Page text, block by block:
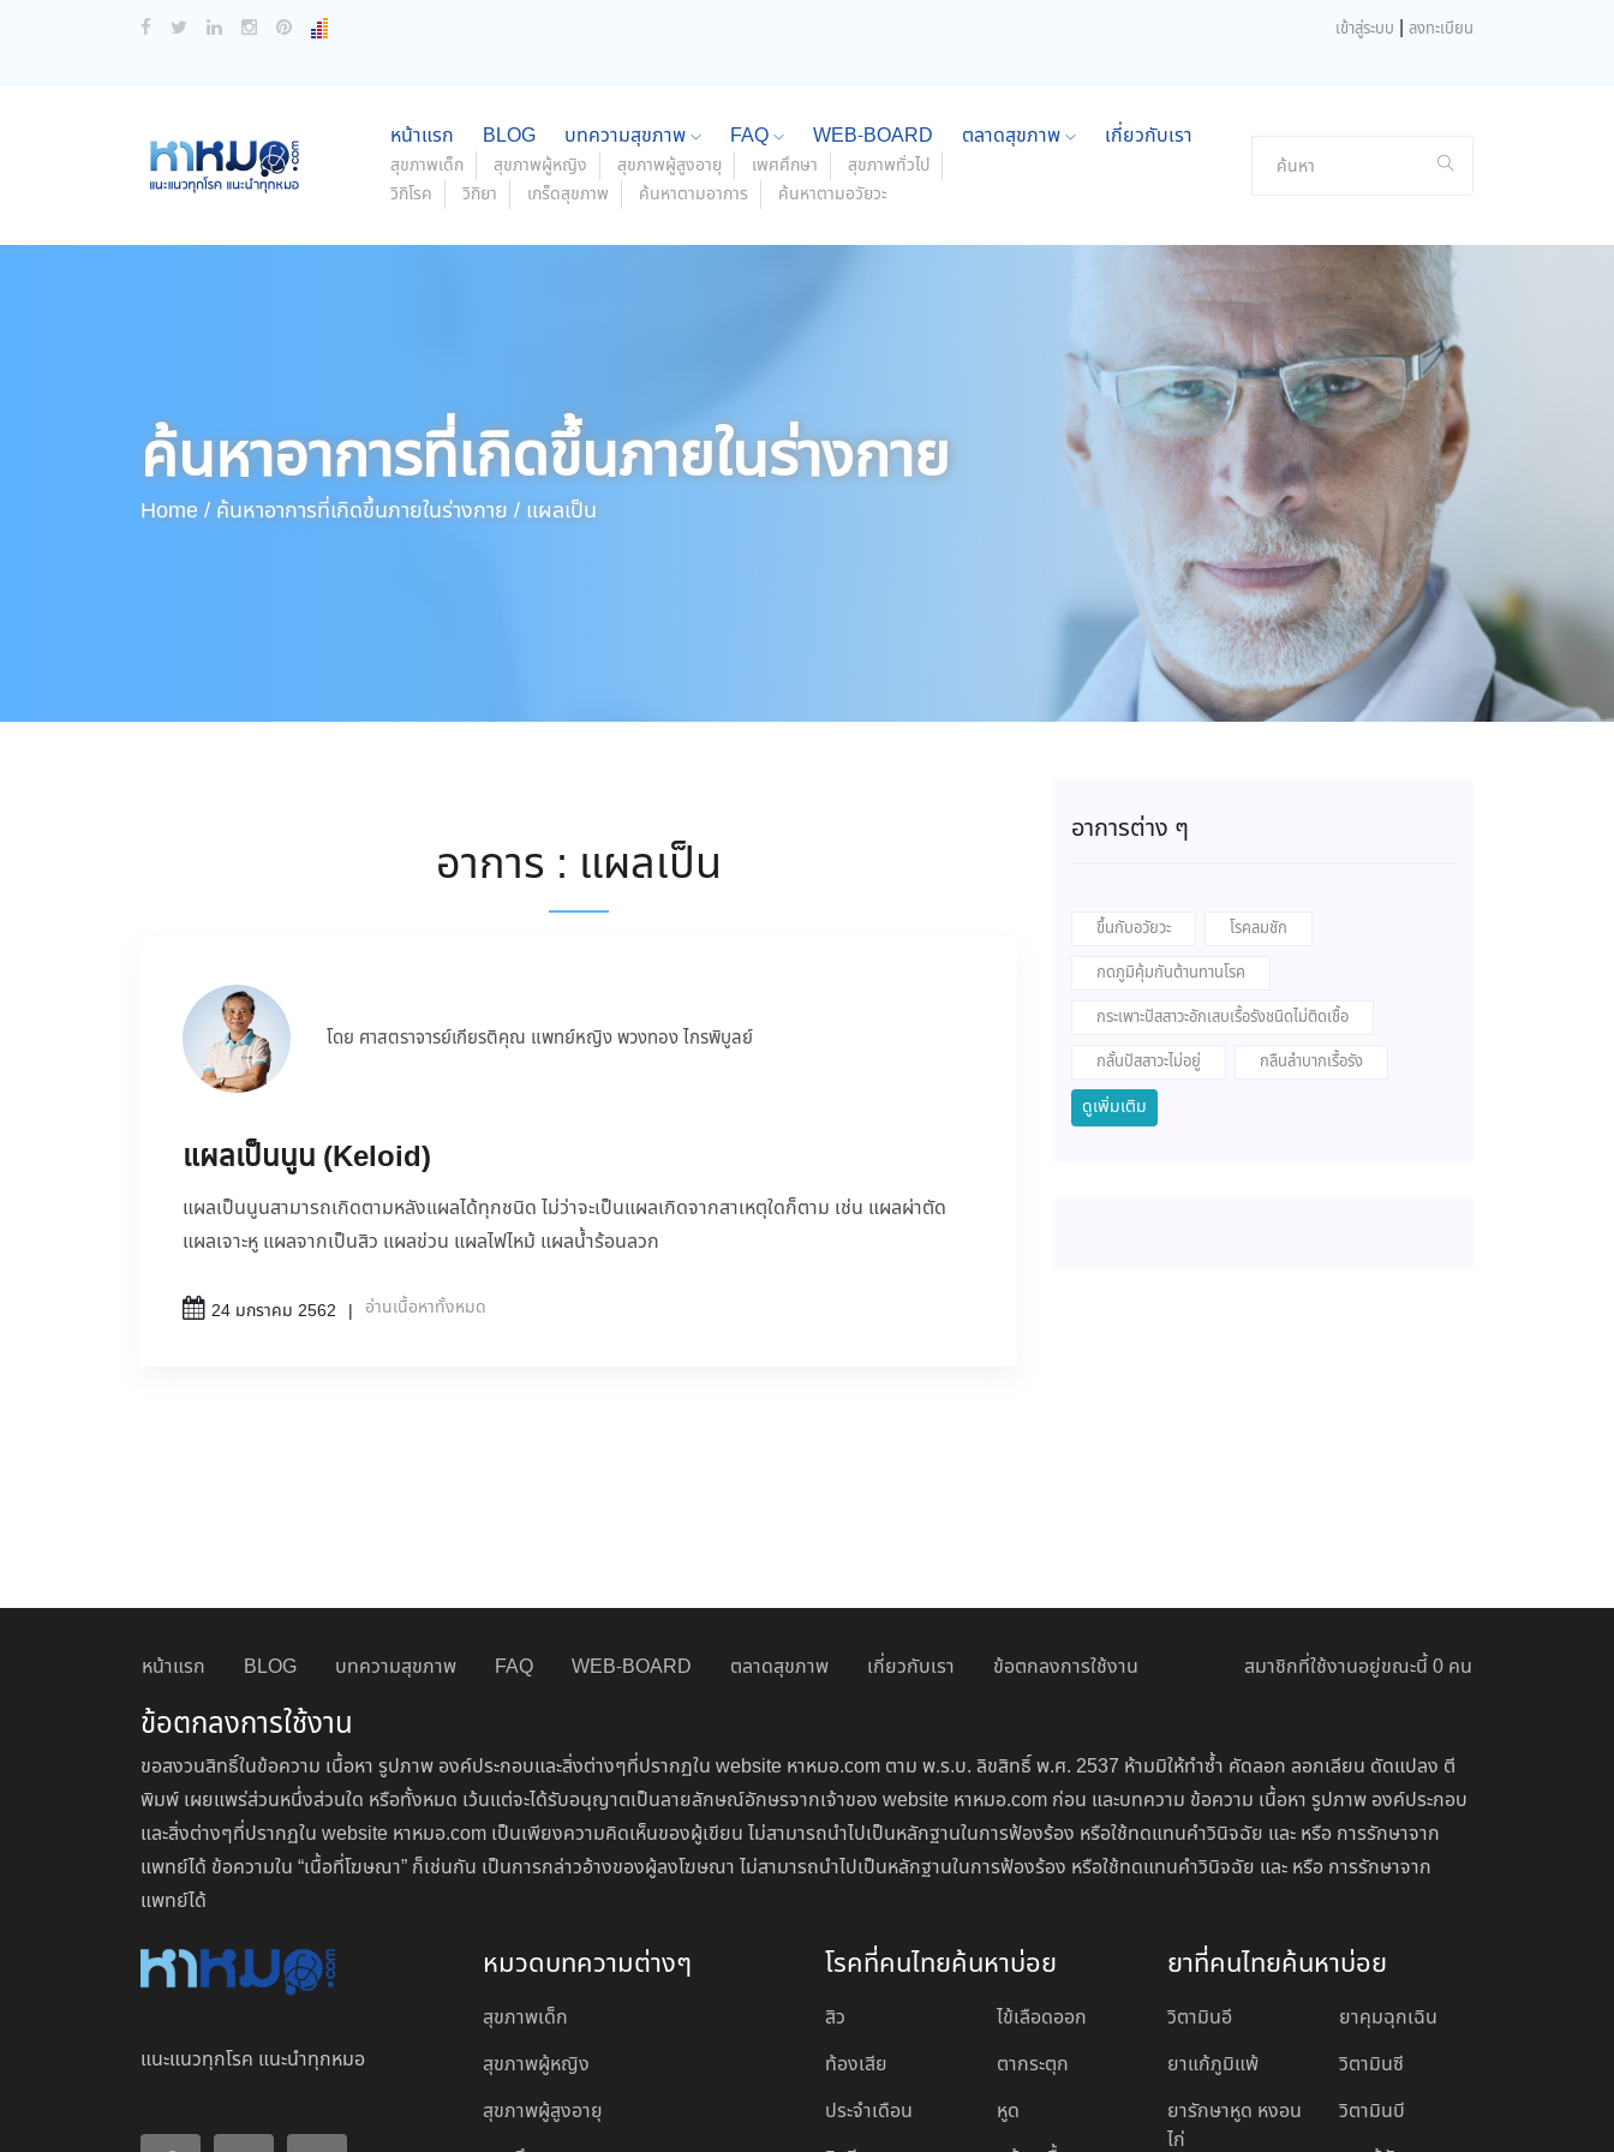
เข้าสู่ระบบ | ลงทะเบียน
หน้าแรก BLOG บทความสุขภาพ FAQ WEB-BOARD ตลาดสุขภาพ เกี่ยวกับเรา
สุขภาพเด็ก สุขภาพผู้หญิง สุขภาพผู้สูงอายุ เพศศึกษา
สุขภาพทั่วไป
วิกิโรค
วิกิยา เกร็ดสุขภาพ ค้นหาตามอาการ ค้นหาตามอวัยวะ
ค้นหาอาการที่เกิดขึ้นภายในร่างกาย
Home / ค้นหาอาการที่เกิดขึ้นภายในร่างกาย / แผลเป็น
อาการ : แผลเป็น
โดย ศาสตราจารย์เกียรติคุณ แพทย์หญิง พวงทอง ไกรพิบูลย์
แผลเป็นนูน (Keloid)
แผลเป็นนูนสามารถเกิดตามหลังแผลได้ทุกชนิด ไม่ว่าจะเป็นแผลเกิดจากสาเหตุใดก็ตาม เช่น แผลผ่าตัด
แผลเจาะหู แผลจากเป็นสิว แผลข่วน แผลไฟไหม้ แผลน้ำร้อนลวก
24 มกราคม 2562 อ่านเนื้อหาทั้งหมด
อาการต่าง ๆ
ขึ้นกับอวัยวะ
โรคลมชัก
กดภูมิคุ้มกันต้านทานโรค
กระเพาะปัสสาวะอักเสบเรื้อรังชนิดไม่ติดเชื้อ
กลั้นปัสสาวะไม่อยู่
กลืนลำบากเรื้อรัง
ดูเพิ่มเติม
หน้าแรก BLOG บทความสุขภาพ FAQ WEB-BOARD ตลาดสุขภาพ เกี่ยวกับเรา ข้อตกลงการใช้งาน สมาชิกที่ใช้งานอยู่ขณะนี้ 0 คน
ข้อตกลงการใช้งาน
ขอสงวนสิทธิ์ในข้อความ เนื้อหา รูปภาพ องค์ประกอบและสิ่งต่างๆที่ปรากฏใน website หาหมอ.com ตาม พ.ร.บ. ลิขสิทธิ์ พ.ศ. 2537 ห้ามมิให้ทำซ้ำ คัดลอก ลอกเลียน ดัดแปลง ตี
พิมพ์ เผยแพร่ส่วนหนึ่งส่วนใด หรือทั้งหมด เว้นแต่จะได้รับอนุญาตเป็นลายลักษณ์อักษรจากเจ้าของ website หาหมอ.com ก่อน และบทความ ข้อความ เนื้อหา รูปภาพ องค์ประกอบ
และสิ่งต่างๆที่ปรากฏใน website หาหมอ.com เป็นเพียงความคิดเห็นของผู้เขียน ไม่สามารถนำไปเป็นหลักฐานในการฟ้องร้อง หรือใช้ทดแทนคำวินิจฉัย และ หรือ การรักษาจาก
แพทย์ได้ ข้อความใน “เนื้อที่โฆษณา” ก็เช่นกัน เป็นการกล่าวอ้างของผู้ลงโฆษณา ไม่สามารถนำไปเป็นหลักฐานในการฟ้องร้อง หรือใช้ทดแทนคำวินิจฉัย และ หรือ การรักษาจาก
แพทย์ได้
แนะแนวทุกโรค แนะนำทุกหมอ
หมวดบทความต่างๆ
สุขภาพเด็ก
สุขภาพผู้หญิง
สุขภาพผู้สูงอายุ
โรคที่คนไทยค้นหาบ่อย ยาที่คนไทยค้นหาบ่อย
สิว
ท้องเสีย
ประจำเดือน
ไข้เลือดออก
ตากระตุก
หูด
วิตามินอี
ยาแก้ภูมิแพ้
ยารักษาหูด หงอน
ไก่
ยาคุมฉุกเฉิน
วิตามินซี
วิตามินบี